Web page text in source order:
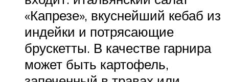
«Капрезе», вкуснейший кебаб из
индейки и потрясающие
брускетты. В качестве гарнира
может быть картофель,